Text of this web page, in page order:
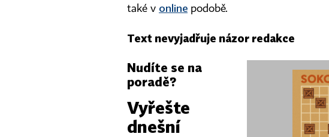
také v online podobě.
Text nevyjadřuje názor redakce
Nudíte se na
poradě?
Vyřešte
dnešní